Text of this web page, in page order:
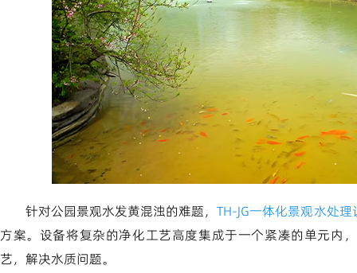
针对公园景观水发黄混浊的难题，TH-JG一体化景观水处理
方案。设备将复杂的净化工艺高度集成于一个紧凑的单元
艺，解决水质问题。